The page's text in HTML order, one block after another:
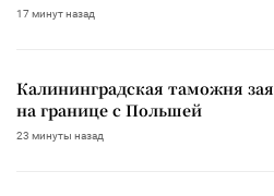
17 минут назад
Калининградская таможня
на границе с Польшей
23 минуты назад